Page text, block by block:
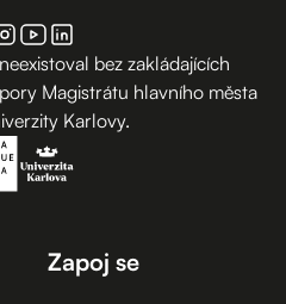
bez zakládajících
Magistrátu hlavního města
Karlovy.
Zapoj se